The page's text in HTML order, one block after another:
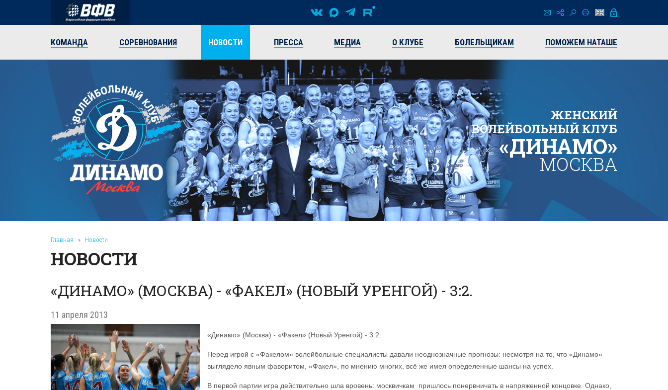
КОМАНДА СОРЕВНОВАНИЯ НОВОСТИ ПРЕССА МЕДИА О КЛУБЕ БОЛЕЛЬЩИКАМ ПОМОЖЕМ НАТАШЕ
ЖЕНСКИЙ
ВОЛЕЙБОЛЬНЫЙ КЛУБ
«ДИНАМО»
МОСКВА
Главная » Новости
НОВОСТИ
«ДИНАМО» (МОСКВА) - «ФАКЕЛ» (НОВЫЙ УРЕНГОЙ) - 3:2.
11 апреля 2013
«Динамо» (Москва) - «Факел» (Новый Уренгой) - 3:2.
Перед игрой с «Факелом» волейбольные специалисты давали неоднозначные прогнозы: несмотря на то, что «Динамо»
выглядело явным фаворитом, «Факел», по мнению многих, всё же имел определенные шансы на успех.
В первой партии игра действительно шла вровень: москвичкам пришлось понервничать в напряженной концовке. Однако,